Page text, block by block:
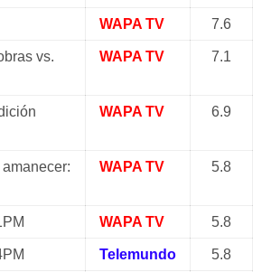
WAPA TV 7.6
vs.
WAPA TV 7.1
WAPA TV 6.9
WAPA TV 5.8
WAPA TV 5.8
Telemundo 5.8